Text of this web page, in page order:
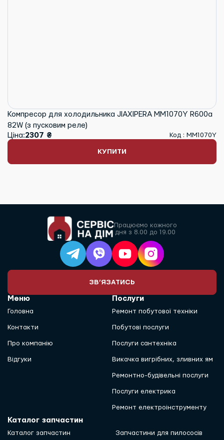
Компресор для холодильника JIAXIPERA MM1070Y R600a
82W (з пусковим реле)
Ціна:2307 ₴ Код : MM1070Y
КУПИТИ
Працюємо кожного
дня з 8.00 до 19.00
ЗВ’ЯЗАТИСЬ
Меню
Головна
Контакти
Про компанію
Відгуки
Послуги
Ремонт побутової техніки
Побутові послуги
Послуги сантехніка
Викачка вигрібних, зливних ям
Ремонтно-будівельні послуги
Послуги електрика
Ремонт електроінструменту
Каталог запчастин
Каталог запчастин Запчастини для пилососів